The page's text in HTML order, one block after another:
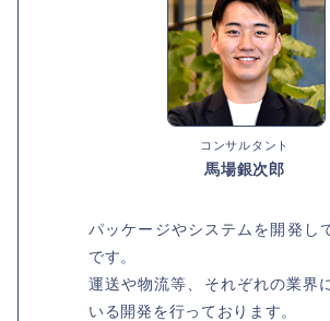
コンサルタント
馬場銀次郎
パッケージやシステムを開発し
です。
運送や物流等、それぞれの業界
いる開発を行っております。